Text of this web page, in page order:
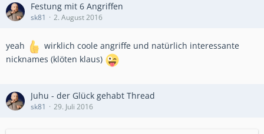
Festung mit 6 Angriffen
sk81 2. August 2016
yeah
wirklich coole angriffe und natürlich interessante
nicknames (klöten klaus)
Juhu - der Glück gehabt Thread
sk81 29. Juli 2016